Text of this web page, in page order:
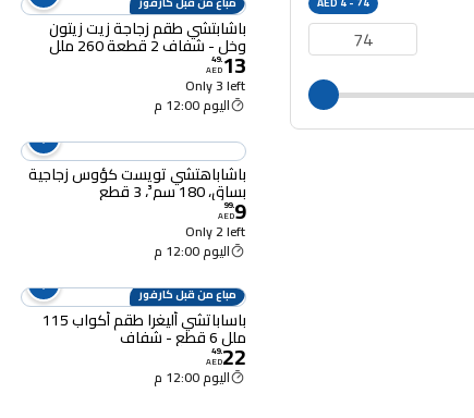
باشابتشي طقم زجاجة زيت زيتون
وخل - شفاف 2 قطعة 260 ملل
13
.
49
AED
Only 3 left
اليوم 12:00 م
باشاباهتشي تويست كؤوس زجاجية
بساق، 180 سم³، 3 قطع
9
.
99
AED
Only 2 left
اليوم 12:00 م
مباع من قبل كارفور
باساباتشي أليغرا طقم أكواب 115
ملل 6 قطع - شفاف
22
.
49
AED
اليوم 12:00 م